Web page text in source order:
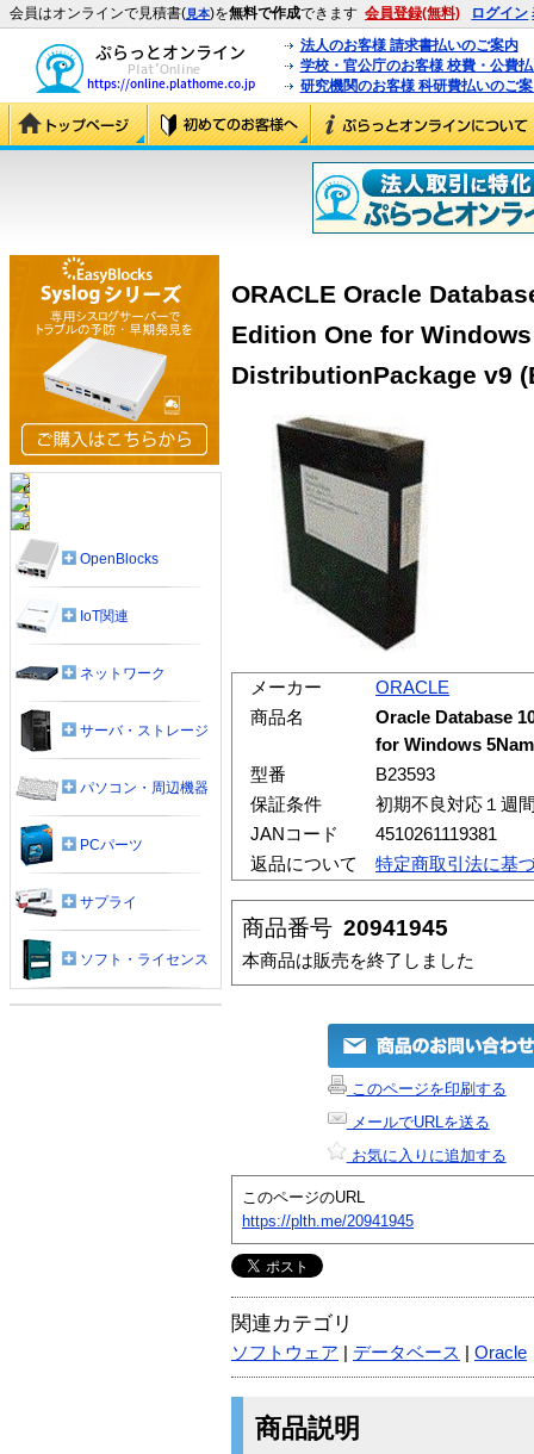
会員はオンラインで見積書(見本)を無料で作成できます 会員登録(無料) ログイン
法人のお客様 請求書払いのご案内
学校・官公庁のお客様 校費・公費
研究機関のお客様 科研費払いのご
ORACLE Oracle
Edition One for
DistributionPackage v9
メーカー
ORACLE
商品名
Oracle Database
for Windows
型番
B23593
保証条件
初期不良対応１週
JANコード
4510261119381
返品について
特定商取引法に基
商品番号 20941945
本商品は販売を終了しました
このページを印刷する
メールでURLを送る
お気に入りに追加する
このページのURL
https://plth.me/20941945
関連カテゴリ
ソフトウェア データベース Oracle
商品説明
OpenBlocks
IoT関連
ネットワーク
サーバ・ストレージ
パソコン・周辺機器
PCパーツ
サプライ
ソフト・ライセンス